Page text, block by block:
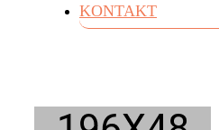
KONTAKT